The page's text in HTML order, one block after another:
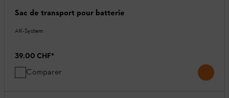
Sac de transport pour batterie
AK-System
39.00 CHF*
Comparer